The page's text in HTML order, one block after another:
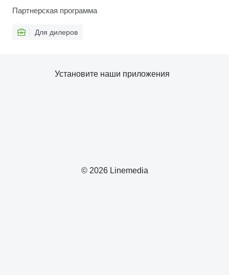
Партнерская программа
Для дилеров
© 2026 Linemedia
Установите наши приложения